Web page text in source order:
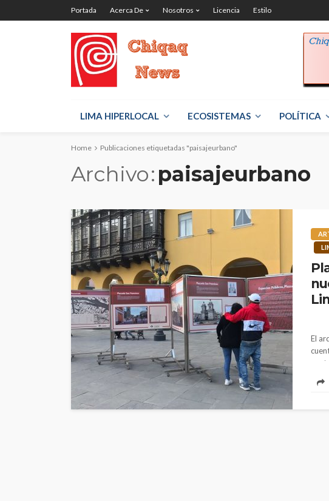
Portada Acerca De Nosotros Licencia Estilo
LIMA HIPERLOCAL ECOSISTEMAS POLÍTICA
Home Publicaciones etiquetadas "paisajeurbano"
Archivo paisajeurbano
El
POLÍTICA